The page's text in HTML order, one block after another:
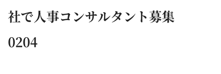
社で人事コンサルタント募集
0204